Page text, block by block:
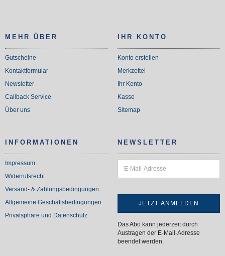
MEHR ÜBER
Gutscheine
Kontaktformular
Newsletter
Callback Service
Über uns
IHR KONTO
Konto erstellen
Merkzettel
Ihr Konto
Kasse
Sitemap
INFORMATIONEN
Impressum
Widerrufsrecht
Versand- & Zahlungsbedingungen
Allgemeine Geschäftsbedingungen
Privatsphäre und Datenschutz
NEWSLETTER
Das Abo kann jederzeit durch
Austragen der E-Mail-Adresse
beendet werden.